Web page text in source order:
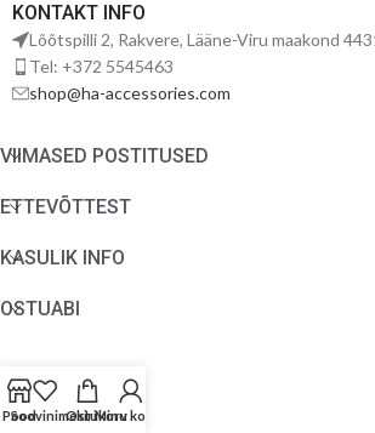
KONTAKT INFO
Lõõtspilli 2, Rakvere, Lääne-Viru maakond
Tel: +372 5545463
shop@ha-accessories.com
VIIMASED POSTITUSED
ETTEVÕTTEST
KASULIK INFO
OSTUABI
Pood
SoovinimekiriOstukorvMinu konto